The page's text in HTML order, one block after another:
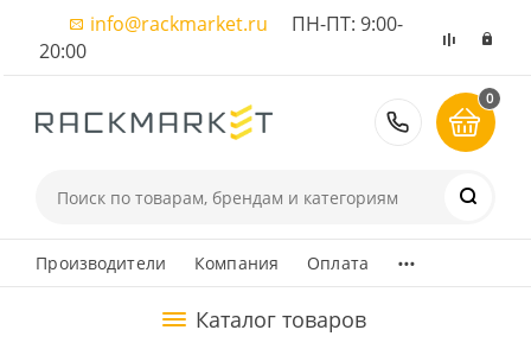
info@rackmarket.ru ПН-ПТ: 9:00-
20:00
8 (495)
0
Производители Компания Оплата ...
Каталог товаров